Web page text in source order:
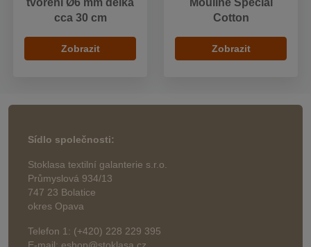
tvoření Ø6 mm délka
cca 30 cm
Zobrazit
Mouliné Spécial
Cotton
Zobrazit
Sídlo společnosti:
Stoklasa textilní galanterie s.r.o.
Průmyslová 934/13
747 23 Bolatice
okres Opava
Telefon 1: (+420) 228 229 395